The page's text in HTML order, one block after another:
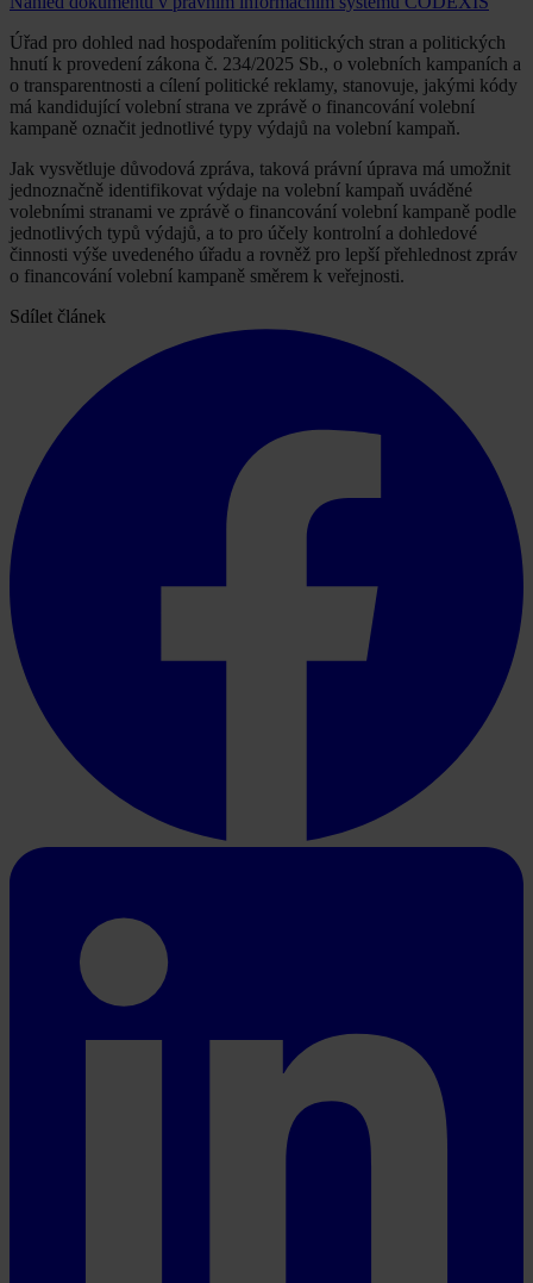
Úřad pro dohled nad hospodařením politických stran a politických
hnutí k provedení zákona č. 234/2025 Sb., o volebních kampaních a
o transparentnosti a cílení politické reklamy, stanovuje, jakými kódy
má kandidující volební strana ve zprávě o financování volební
kampaně označit jednotlivé typy výdajů na volební kampaň.
Jak vysvětluje důvodová zpráva, taková právní úprava má umožnit
jednoznačně identifikovat výdaje na volební kampaň uváděné
volebními stranami ve zprávě o financování volební kampaně podle
jednotlivých typů výdajů, a to pro účely kontrolní a dohledové
činnosti výše uvedeného úřadu a rovněž pro lepší přehlednost zpráv
o financování volební kampaně směrem k veřejnosti.
Sdílet článek